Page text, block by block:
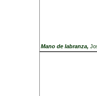
Mano de labranza,